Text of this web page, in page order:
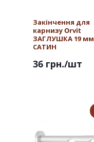
Закінчення для
карнизу Orvit
ЗАГЛУШКА 19 мм
САТИН
36 грн./шт